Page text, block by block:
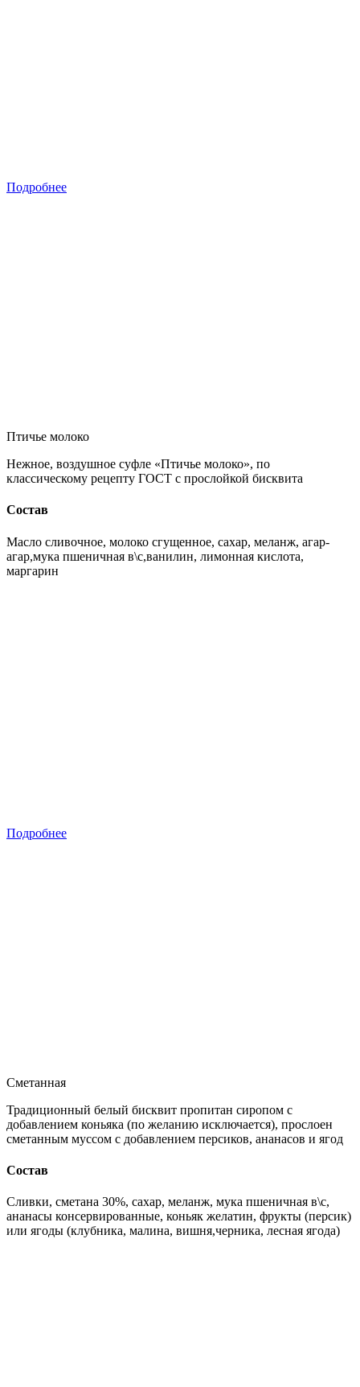
Подробнее
Птичье молоко
Нежное, воздушное суфле «Птичье молоко», по
классическому рецепту ГОСТ с прослойкой бисквита
Состав
Масло сливочное, молоко сгущенное, сахар, меланж, агар-
агар,мука пшеничная в\с,ванилин, лимонная кислота,
маргарин
Подробнее
Сметанная
Традиционный белый бисквит пропитан сиропом с
добавлением коньяка (по желанию исключается), прослоен
сметанным муссом с добавлением персиков, ананасов и ягод
Состав
Сливки, сметана 30%, сахар, меланж, мука пшеничная в\с,
ананасы консервированные, коньяк желатин, фрукты (персик)
или ягоды (клубника, малина, вишня,черника, лесная ягода)